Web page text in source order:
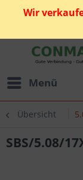
Wir
Menü
Übersicht
SBS/5.08/